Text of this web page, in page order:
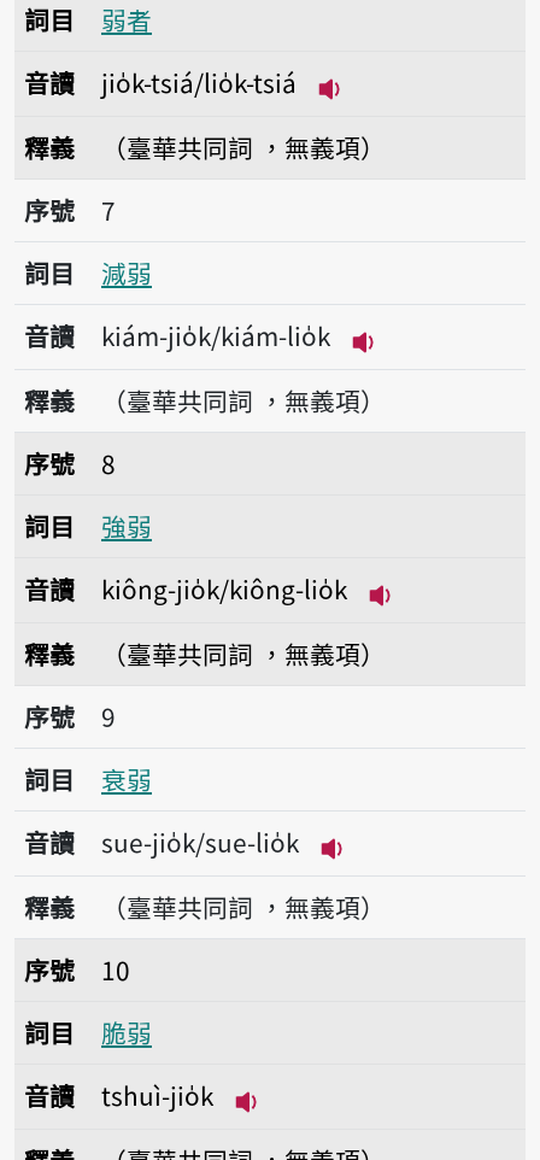
詞目
弱者
音讀
jio̍k-tsiá/lio̍k-tsiá
釋義
（臺華共同詞 ，無義項）
序號7減弱
序號
7
詞目
減弱
音讀
kiám-jio̍k/kiám-lio̍k
播放音讀
釋義
（臺華共同詞 ，無義項）
序號8強弱
序號
8
詞目
強弱
音讀
kiông-jio̍k/kiông-lio̍k
釋義
（臺華共同詞 ，無義項）
序號9衰弱
序號
9
詞目
衰弱
音讀
sue-jio̍k/sue-lio̍k
播放音讀sue-jio̍k/
釋義
（臺華共同詞 ，無義項）
序號10脆弱
序號
10
詞目
脆弱
音讀
tshuì-jio̍k